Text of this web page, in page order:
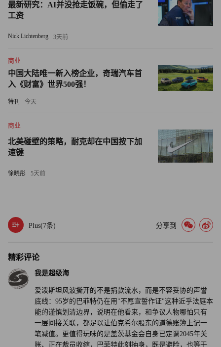
志随后对相关文件进行了深度报道，还原了爱泼斯坦如何花
费约十年时间，通过直接接触和中间人牵线等手段，想方设
法打入盖茨的核心社交圈，甚至在盖茨停止与其联系后仍不
盖茨的一位发言人称，盖茨对曾与爱泼斯坦会面深感后悔，
但他从未目睹或参与任何违法行为。
该基金会去年夏天曾向《财富》杂志透露，计划在2045年底
前逐步用完全部捐赠基金并结束运营，未来几年还将加速慈
善支出。随着计划的推进，基金会已告知员工，未来几年将
·巴菲特因盖茨与爱泼斯坦的纠葛而暂停了长达20年的“终身
立的财富纽带产生负面影响。
·从梅琳达到巴菲特，均透露与盖茨基金会保持剧烈的微妙
立场，未来或将以意想不到的方式改变着全球卫生与平等事
业的资金流向。
·在盖茨基金会计划加速支出并裁减数百岗位的关键期，若
失去巴菲特每年的稳定捐赠及背书，其资产管理与项目资金
最新研究：AI并没抢走饭碗，但偷走了
工资
Nick Lichtenberg 3天前
商业
中国大陆唯一新入榜企业，奇瑞汽车首
入《财富》世界500强！
特刊 今天
商业
北美碰壁的策略，耐克却在中国按下加
速键
徐晓彤 5天前
Plus(7条) 分享到
精彩评论
我是超级海
爱泼斯坦风波撕开的不是捐款流水，而是不容妥协的声誉
底线：95岁的巴菲特仍在用"不愿宣誓作证"这种近乎法庭本
能的谨慎划清边界，说明在他看来，和争议人物哪怕只有
一层间接关联，都足以让伯克希尔股东的道德账簿上记一
笔减值。更值得玩味的是盖茨基金会自身已定调2045年关
账、正在裁员收缩，巴菲特此刻抽身，既是避险，也等于